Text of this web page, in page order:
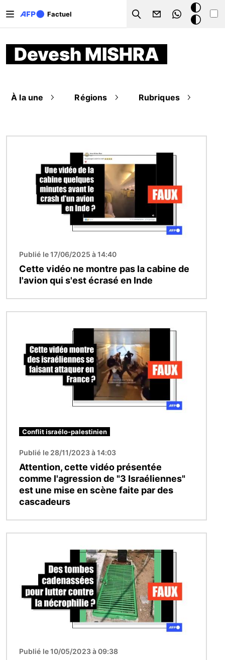
Factuel
Search
Mode
sombre
Devesh MISHRA
À la une Régions Rubriques
Publié le 17/06/2025 à 14:40
Cette vidéo ne montre pas la cabine de
l'avion qui s'est écrasé en Inde
Conflit israélo-palestinien
Publié le 28/11/2023 à 14:03
Attention, cette vidéo présentée
comme l'agression de "3 Israéliennes"
est une mise en scène faite par des
cascadeurs
Publié le 10/05/2023 à 09:38